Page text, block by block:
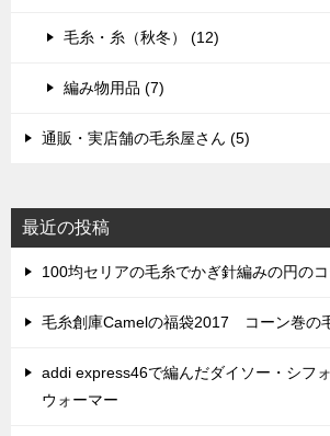
毛糸・糸（秋冬） (12)
編み物用品 (7)
通販・実店舗の毛糸屋さん (5)
最近の投稿
100均セリアの毛糸でかぎ針編みの円の
毛糸創庫Camelの福袋2017 コーン巻の
addi express46で編んだダイソー・シフ
ウォーマー